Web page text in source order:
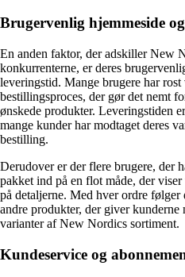
Brugervenlig hjemmeside
En anden faktor, der adskiller New
konkurrenterne, er deres
leveringstid. Mange brugere har
bestillingsproces, der gør det nemt
ønskede produkter. Leveringstiden
mange kunder har modtaget deres
bestilling.
Derudover er der flere brugere, der
pakket ind på en flot måde, der
på detaljerne. Med hver ordre
andre produkter, der giver
varianter af New Nordics sortiment.
Kundeservice og